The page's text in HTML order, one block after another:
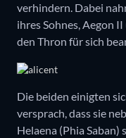
verhindern. Dabei
ihres Sohnes, Aegon
den Thron für sich
Die beiden einigten
versprach, dass sie
Helaena (Phia Saban)